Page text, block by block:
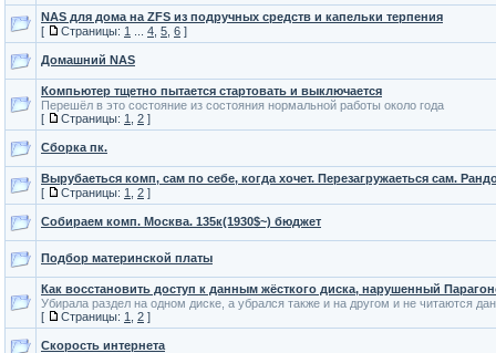
NAS для дома на ZFS из подручных средств и капельки терпения
[
Страницы: 1 4 5 6 ]
Домашний NAS
Компьютер тщетно пытается стартовать и выключается
Перешёл в это состояние из состояния нормальной работы около года
[
Страницы: 1 2 ]
Сборка пк.
Вырубаеться комп, сам по себе, когда хочет. Перезагружаеться сам.
[
Страницы: 1 2 ]
Собираем комп. Москва. 135к(1930$~) бюджет
Подбор материнской платы
Как восстановить доступ к данным жёсткого диска, нарушенный
Убирала раздел на одном диске, а убрался также и на другом и не читаются
[
Страницы: 1 2 ]
Скорость интернета